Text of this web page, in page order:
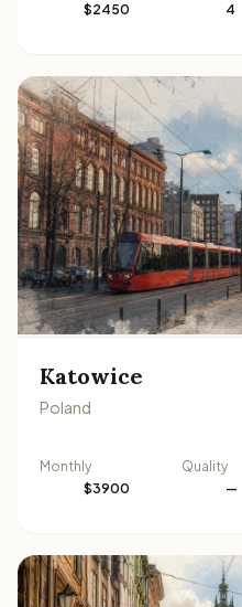
$2450 4
Katowice
Poland
Monthly
$3900
Quality
—